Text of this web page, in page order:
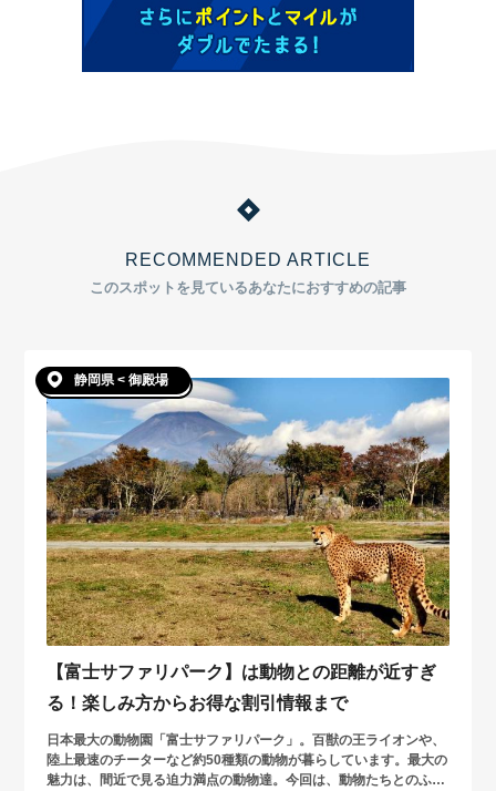
RECOMMENDED ARTICLE
このスポットを見ているあなたにおすすめの記事
静岡県 < 御殿場
【富士サファリパーク】は動物との距離が近すぎ
る！楽しみ方からお得な割引情報まで
日本最大の動物園「富士サファリパーク」。百獣の王ライオンや、
陸上最速のチーターなど約50種類の動物が暮らしています。最大の
魅力は、間近で見る迫力満点の動物達。今回は、動物たちとのふれ